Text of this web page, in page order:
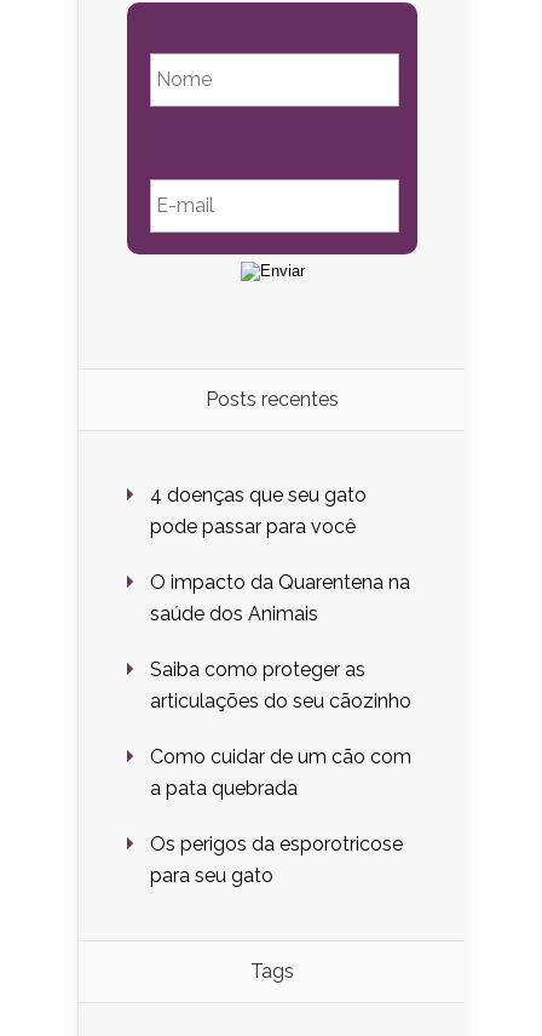
Posts recentes
4 doenças que seu gato
pode passar para você
O impacto da Quarentena na
saúde dos Animais
Saiba como proteger as
articulações do seu cãozinho
Como cuidar de um cão com
a pata quebrada
Os perigos da esporotricose
para seu gato
Tags